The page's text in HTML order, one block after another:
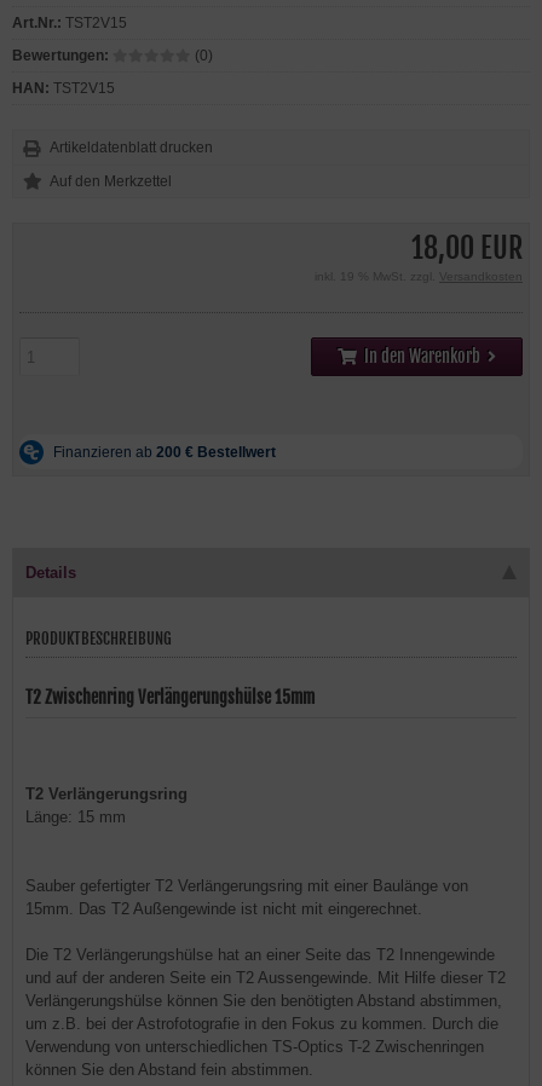
18,00 EUR
inkl. 19 % MwSt. zzgl. Versandkosten
In den Warenkorb
Art.Nr.: TST2V15
Bewertungen:
(0)
HAN: TST2V15
Artikeldatenblatt drucken
Details
PRODUKTBESCHREIBUNG
T2 Zwischenring Verlängerungshülse 15mm
T2 Verlängerungsring
Länge: 15 mm
Sauber gefertigter T2 Verlängerungsring mit einer Baulänge von
15mm. Das T2 Außengewinde ist nicht mit eingerechnet.
Die T2 Verlängerungshülse hat an einer Seite das T2 Innengewinde
und auf der anderen Seite ein T2 Aussengewinde. Mit Hilfe dieser T2
Verlängerungshülse können Sie den benötigten Abstand abstimmen,
um z.B. bei der Astrofotografie in den Fokus zu kommen. Durch die
Verwendung von unterschiedlichen TS-Optics T-2 Zwischenringen
können Sie den Abstand fein abstimmen.